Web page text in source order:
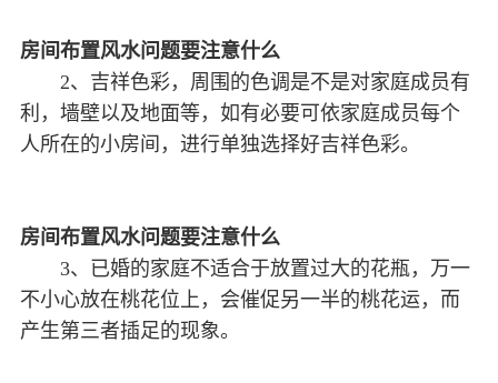
房间布置风水问题要注意什么
2、吉祥色彩，周围的色调是不是对家庭成员有
利，墙壁以及地面等，如有必要可依家庭成员每个
人所在的小房间，进行单独选择好吉祥色彩。
房间布置风水问题要注意什么
3、已婚的家庭不适合于放置过大的花瓶，万一
不小心放在桃花位上，会催促另一半的桃花运，而
产生第三者插足的现象。